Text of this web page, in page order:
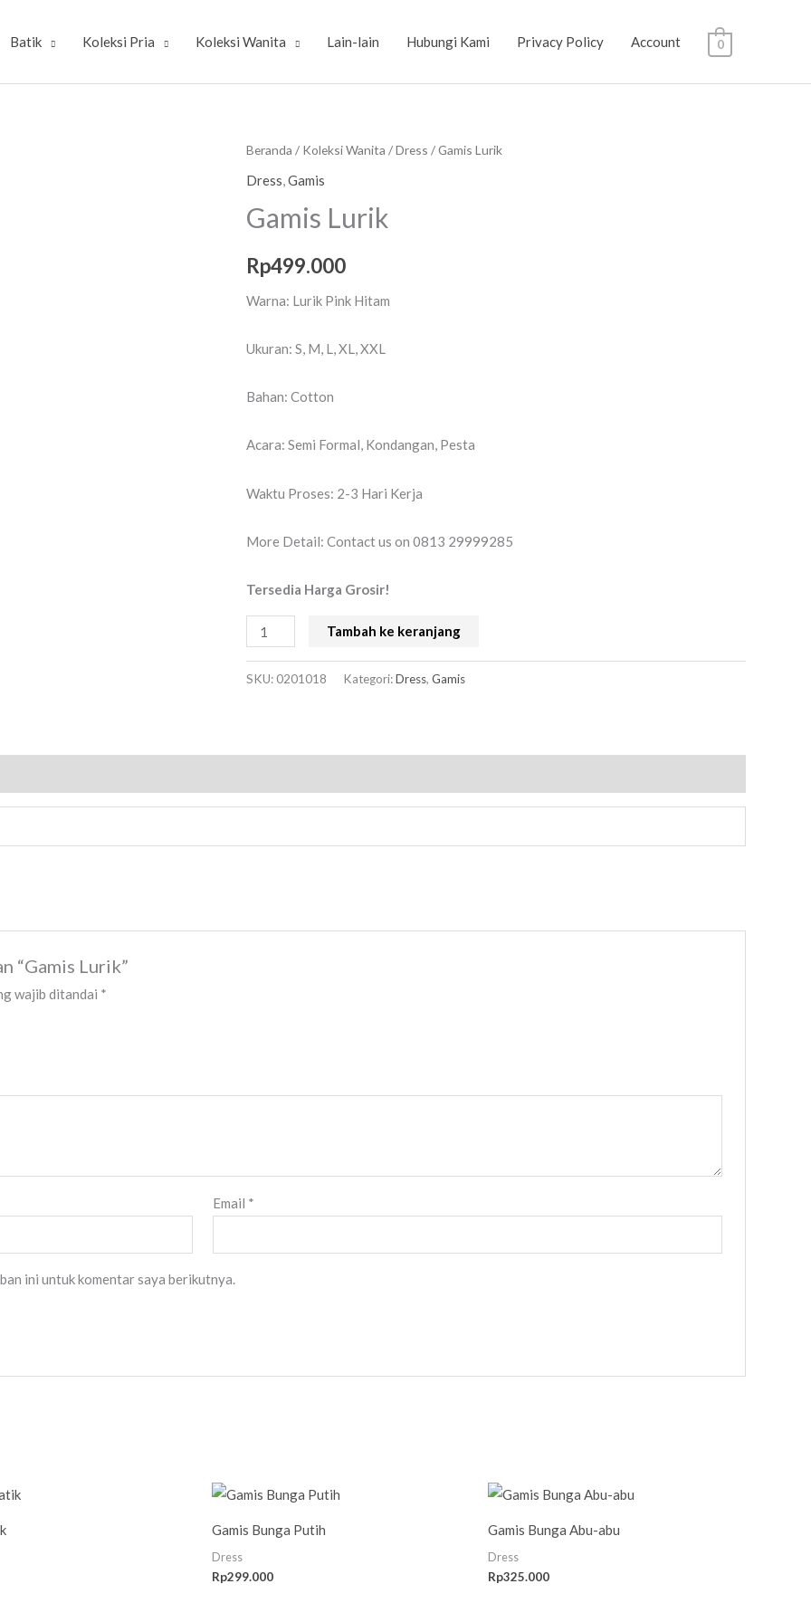
Batik Koleksi Pria Koleksi Wanita Lain-lain Hubungi Kami Privacy Policy Account 0
Beranda / Koleksi Wanita /Dress / Gamis Lurik
Dress,Gamis
Gamis Lurik
Rp499.000
Warna: Lurik Pink Hitam
Ukuran: S, M, L, XL, XXL
Bahan: Cotton
Acara: Semi Formal, Kondangan, Pesta
Waktu Proses: 2-3 Hari Kerja
More Detail: Contact us on 0813 29999285
Tersedia Harga Grosir!
Kuantitas
Gamis
Tambah ke keranjang
SKU: 0201018 Kategori:Dress, Gamis
“Gamis Lurik”
wajib ditandai *
Email *
ini untuk komentar saya berikutnya.
Gamis Bunga Putih
Dress
Rp299.000
Gamis Bunga Abu-abu
Dress
Rp325.000